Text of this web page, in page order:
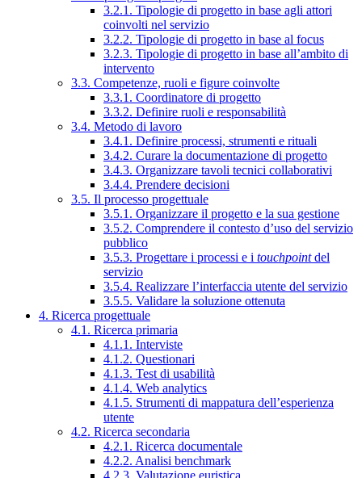
3.2.1. Tipologie di progetto in base agli attori
coinvolti nel servizio
3.2.2. Tipologie di progetto in base al focus
3.2.3. Tipologie di progetto in base all’ambito di
intervento
3.3. Competenze, ruoli e figure coinvolte
3.3.1. Coordinatore di progetto
3.3.2. Definire ruoli e responsabilità
3.4. Metodo di lavoro
3.4.1. Definire processi, strumenti e rituali
3.4.2. Curare la documentazione di progetto
3.4.3. Organizzare tavoli tecnici collaborativi
3.4.4. Prendere decisioni
3.5. Il processo progettuale
3.5.1. Organizzare il progetto e la sua gestione
3.5.2. Comprendere il contesto d’uso del servizio
pubblico
3.5.3. Progettare i processi e i touchpointdel
servizio
3.5.4. Realizzare l’interfaccia utente del servizio
3.5.5. Validare la soluzione ottenuta
4. Ricerca progettuale
4.1. Ricerca primaria
4.1.1. Interviste
4.1.2. Questionari
4.1.3. Test di usabilità
4.1.4. Web analytics
4.1.5. Strumenti di mappatura dell’esperienza
utente
4.2. Ricerca secondaria
4.2.1. Ricerca documentale
4.2.2. Analisi benchmark
4.2.3. Valutazione euristica